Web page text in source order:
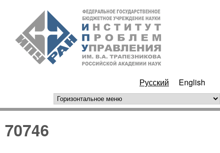
Перейти к основному
содержанию
РАН
Русский English
горизонтальное меню
70746